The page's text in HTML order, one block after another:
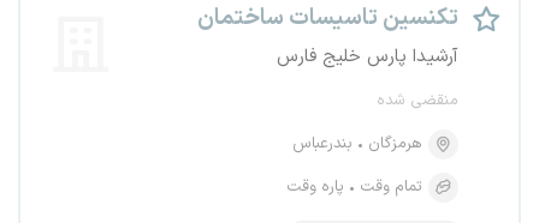
تکنسین تاسیسات ساختمان
آرشیدا پارس خلیج فارس
منقضی شده
هرمزگان
بندرعباس
تمام وقت
پاره وقت